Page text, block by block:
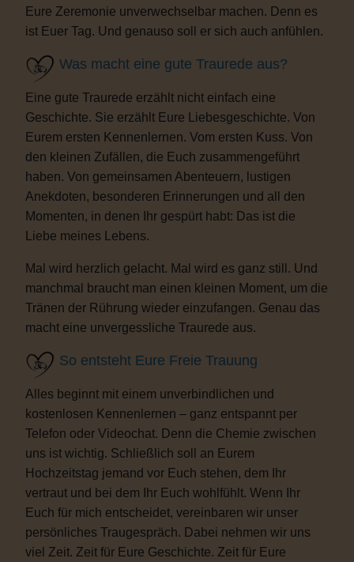
Eure Zeremonie unverwechselbar machen. Denn es
ist Euer Tag. Und genauso soll er sich auch anfühlen.
Was macht eine gute Traurede aus?
Eine gute Traurede erzählt nicht einfach eine
Geschichte. Sie erzählt Eure Liebesgeschichte. Von
Eurem ersten Kennenlernen. Vom ersten Kuss. Von
den kleinen Zufällen, die Euch zusammengeführt
haben. Von gemeinsamen Abenteuern, lustigen
Anekdoten, besonderen Erinnerungen und all den
Momenten, in denen Ihr gespürt habt: Das ist die
Liebe meines Lebens.
Mal wird herzlich gelacht. Mal wird es ganz still. Und
manchmal braucht man einen kleinen Moment, um die
Tränen der Rührung wieder einzufangen. Genau das
macht eine unvergessliche Traurede aus.
So entsteht Eure Freie Trauung
Alles beginnt mit einem unverbindlichen und
kostenlosen Kennenlernen – ganz entspannt per
Telefon oder Videochat. Denn die Chemie zwischen
uns ist wichtig. Schließlich soll an Eurem
Hochzeitstag jemand vor Euch stehen, dem Ihr
vertraut und bei dem Ihr Euch wohlfühlt. Wenn Ihr
Euch für mich entscheidet, vereinbaren wir unser
persönliches Traugespräch. Dabei nehmen wir uns
viel Zeit. Zeit für Eure Geschichte. Zeit für Eure